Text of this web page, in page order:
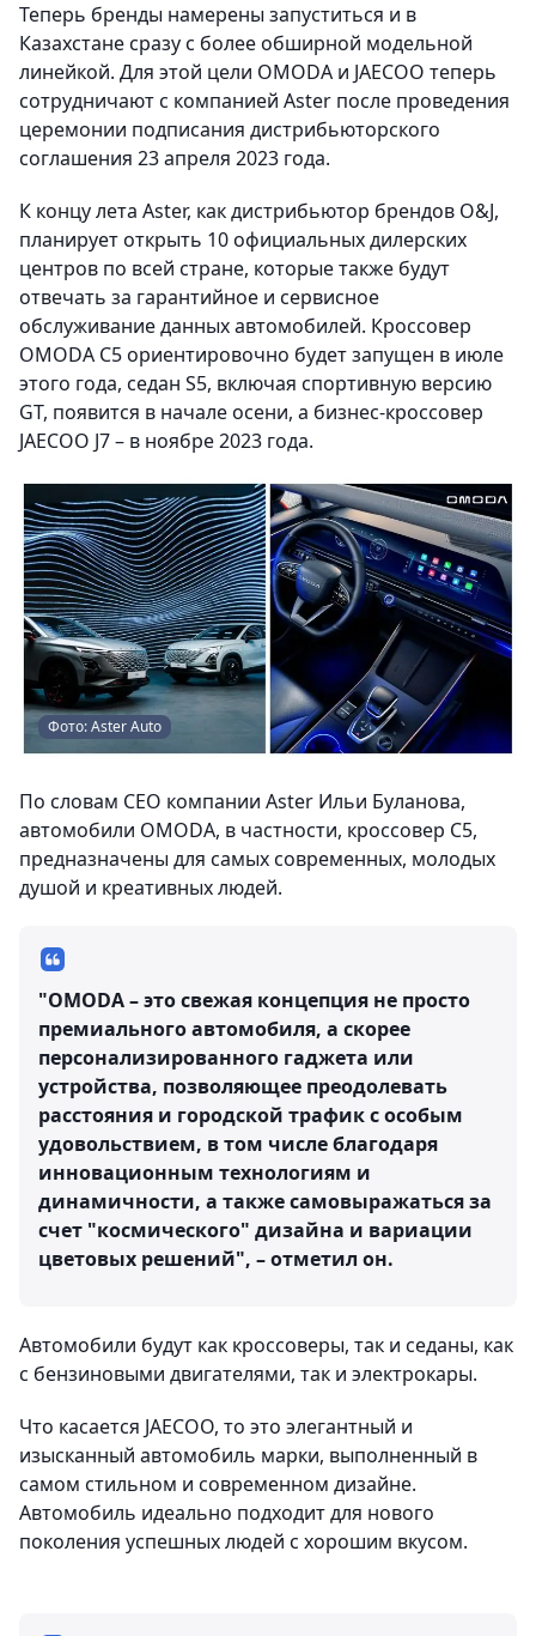
Теперь бренды намерены запуститься и в
Казахстане сразу с более обширной модельной
линейкой. Для этой цели OMODA и JAECOO теперь
сотрудничают с компанией Aster после проведения
церемонии подписания дистрибьюторского
соглашения 23 апреля 2023 года.
К концу лета Aster, как дистрибьютор брендов O&J,
планирует открыть 10 официальных дилерских
центров по всей стране, которые также будут
отвечать за гарантийное и сервисное
обслуживание данных автомобилей. Кроссовер
OMODA C5 ориентировочно будет запущен в июле
этого года, седан S5, включая спортивную версию
GT, появится в начале осени, а бизнес-кроссовер
JAECOO J7 – в ноябре 2023 года.
Фото: Aster Auto
По словам CEO компании Aster Ильи Буланова,
автомобили OMODA, в частности, кроссовер C5,
предназначены для самых современных, молодых
душой и креативных людей.
"OMODA – это свежая концепция не просто
премиального автомобиля, а скорее
персонализированного гаджета или
устройства, позволяющее преодолевать
расстояния и городской трафик с особым
удовольствием, в том числе благодаря
инновационным технологиям и
динамичности, а также самовыражаться за
счет "космического" дизайна и вариации
цветовых решений", – отметил он.
Автомобили будут как кроссоверы, так и седаны, как
с бензиновыми двигателями, так и электрокары.
Что касается JAECOO, то это элегантный и
изысканный автомобиль марки, выполненный в
самом стильном и современном дизайне.
Автомобиль идеально подходит для нового
поколения успешных людей с хорошим вкусом.